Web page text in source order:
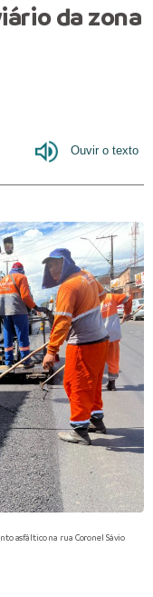
da zona
asfáltico na rua Coronel Sávio